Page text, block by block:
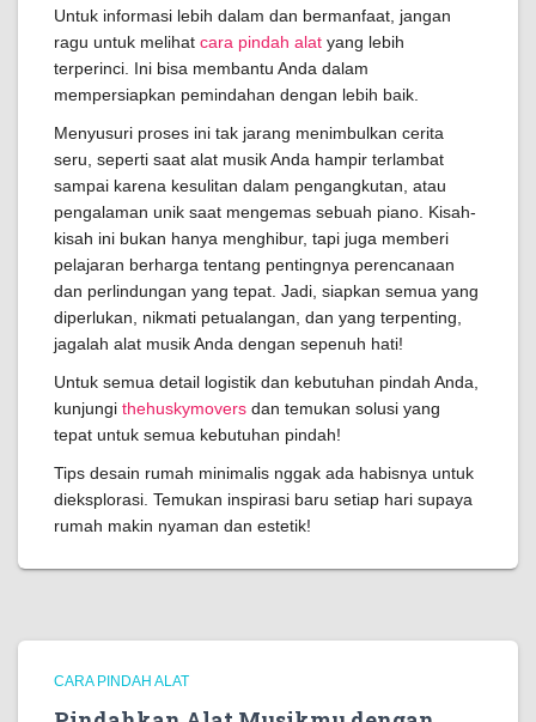
Untuk informasi lebih dalam dan bermanfaat, jangan
ragu untuk melihat cara pindah alat yang lebih
terperinci. Ini bisa membantu Anda dalam
mempersiapkan pemindahan dengan lebih baik.
Menyusuri proses ini tak jarang menimbulkan cerita
seru, seperti saat alat musik Anda hampir terlambat
sampai karena kesulitan dalam pengangkutan, atau
pengalaman unik saat mengemas sebuah piano. Kisah-
kisah ini bukan hanya menghibur, tapi juga memberi
pelajaran berharga tentang pentingnya perencanaan
dan perlindungan yang tepat. Jadi, siapkan semua yang
diperlukan, nikmati petualangan, dan yang terpenting,
jagalah alat musik Anda dengan sepenuh hati!
Untuk semua detail logistik dan kebutuhan pindah Anda,
kunjungi thehuskymovers dan temukan solusi yang
tepat untuk semua kebutuhan pindah!
Tips desain rumah minimalis nggak ada habisnya untuk
dieksplorasi. Temukan inspirasi baru setiap hari supaya
rumah makin nyaman dan estetik!
CARA PINDAH ALAT